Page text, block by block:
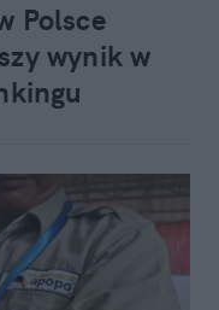
Polsce
wynik w